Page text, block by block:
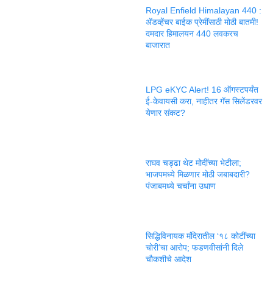
Royal Enfield Himalayan 440 :
ॲडव्हेंचर बाईक प्रेमींसाठी मोठी बातमी!
दमदार हिमालयन 440 लवकरच
बाजारात
LPG eKYC Alert! 16 ऑगस्टपर्यंत
ई-केवायसी करा, नाहीतर गॅस सिलेंडरवर
येणार संकट?
राघव चड्ढा थेट मोदींच्या भेटीला;
भाजपमध्ये मिळणार मोठी जबाबदारी?
पंजाबमध्ये चर्चांना उधाण
सिद्धिविनायक मंदिरातील ‘१८ कोटींच्या
चोरी’चा आरोप; फडणवीसांनी दिले
चौकशीचे आदेश